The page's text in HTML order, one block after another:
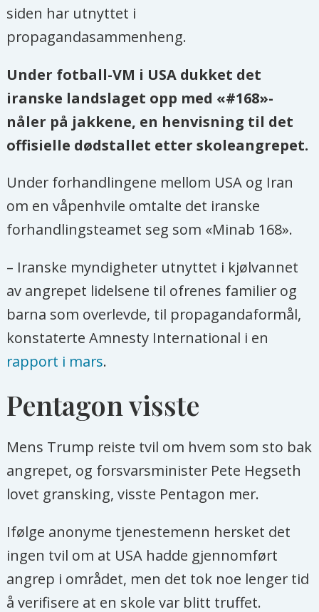
siden har utnyttet i
propagandasammenheng.
Under fotball-VM i USA dukket det
iranske landslaget opp med «#168»-
nåler på jakkene, en henvisning til det
offisielle dødstallet etter skoleangrepet.
Under forhandlingene mellom USA og Iran
om en våpenhvile omtalte det iranske
forhandlingsteamet seg som «Minab 168».
– Iranske myndigheter utnyttet i kjølvannet
av angrepet lidelsene til ofrenes familier og
barna som overlevde, til propagandaformål,
konstaterte Amnesty International i en
rapport i mars.
Pentagon visste
Mens Trump reiste tvil om hvem som sto bak
angrepet, og forsvarsminister Pete Hegseth
lovet gransking, visste Pentagon mer.
Ifølge anonyme tjenestemenn hersket det
ingen tvil om at USA hadde gjennomført
angrep i området, men det tok noe lenger tid
å verifisere at en skole var blitt truffet.